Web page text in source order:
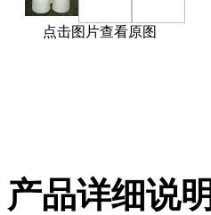
点击图片查看原图
产品详细说明